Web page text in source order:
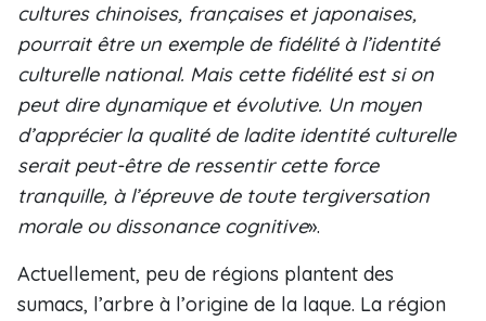
cultures chinoises, françaises et japonaises,
pourrait être un exemple de fidélité à l’identité
culturelle national. Mais cette fidélité est si on
peut dire dynamique et évolutive. Un moyen
d’apprécier la qualité de ladite identité culturelle
serait peut-être de ressentir cette force
tranquille, à l’épreuve de toute tergiversation
morale ou dissonance cognitive».
Actuellement, peu de régions plantent des
sumacs, l’arbre à l’origine de la laque. La région